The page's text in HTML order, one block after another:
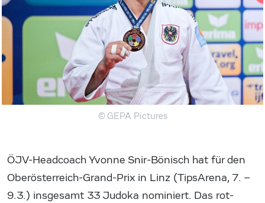
© GEPA Pictures
ÖJV-Headcoach Yvonne Snir-Bönisch hat für den
Oberösterreich-Grand-Prix in Linz (TipsArena, 7. –
9.3.) insgesamt 33 Judoka nominiert. Das rot-